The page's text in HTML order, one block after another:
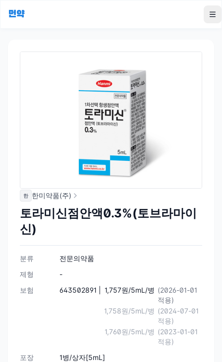
먼약
한 한미약품(주)
토라미신점안액0.3%(토브라마이
신)
분류
전문의약품
제형
-
보험
643502891 | 1,757원/5mL/병 (2026-01-01
적용)
1,758원/5mL/병 (2024-07-01
적용)
1,760원/5mL/병 (2023-01-01
적용)
포장
1병/상자[5mL]